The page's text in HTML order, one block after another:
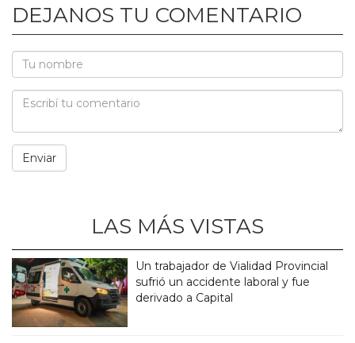
DEJANOS TU COMENTARIO
LAS MÁS VISTAS
Un trabajador de Vialidad Provincial
sufrió un accidente laboral y fue
derivado a Capital